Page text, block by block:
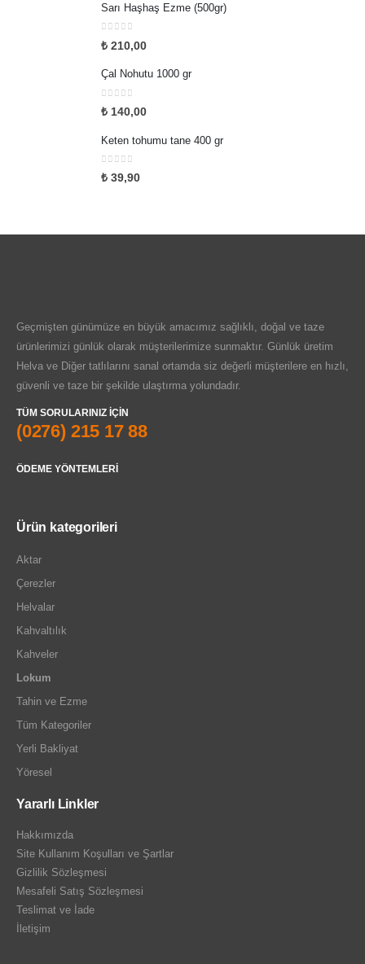
Sarı Haşhaş Ezme (500gr)
0 5 üzerinden
₺ 210,00
Çal Nohutu 1000 gr
0 5 üzerinden
₺ 140,00
Keten tohumu tane 400 gr
0 5 üzerinden
₺ 39,90
Geçmişten günümüze en büyük amacımız sağlıklı, doğal ve taze
ürünlerimizi günlük olarak müşterilerimize sunmaktır. Günlük üretim
Helva ve Diğer tatlılarını sanal ortamda siz değerli müşterilere en hızlı,
güvenli ve taze bir şekilde ulaştırma yolundadır.
TÜM SORULARINIZ IÇIN
(0276) 215 17 88
ÖDEME YÖNTEMLERI
Ürün kategorileri
Aktar
Çerezler
Helvalar
Kahvaltılık
Kahveler
Lokum
Tahin ve Ezme
Tüm Kategoriler
Yerli Bakliyat
Yöresel
Yararlı Linkler
Hakkımızda
Site Kullanım Koşulları ve Şartlar
Gizlilik Sözleşmesi
Mesafeli Satış Sözleşmesi
Teslimat ve İade
İletişim